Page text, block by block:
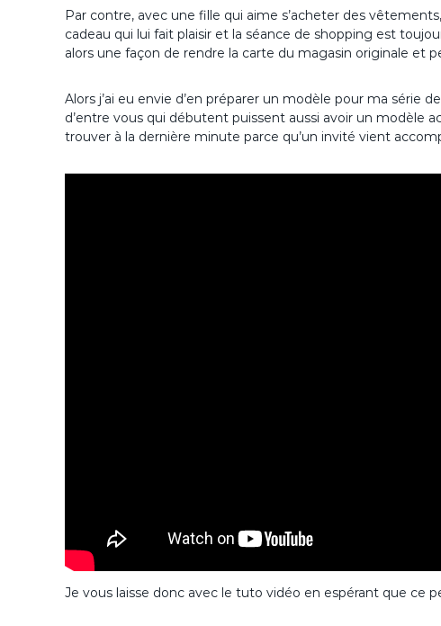
Par contre, avec une fille qui aime s’acheter des
cadeau qui lui fait plaisir et la séance de shopping est
alors une façon de rendre la carte du magasin originale et
Alors j’ai eu envie d’en préparer un modèle pour ma série
d’entre vous qui débutent puissent aussi avoir un modèle
trouver à la dernière minute parce qu’un invité vient
Je vous laisse donc avec le tuto vidéo en espérant que ce